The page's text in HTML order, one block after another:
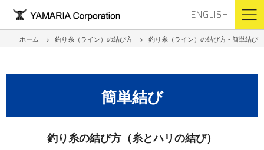
ENGLISH
ホーム 釣り糸（ライン）の結び方 釣り糸（ライン）の結び方 - 簡単結び
簡単結び
釣り糸の結び方（糸とハリの結び）